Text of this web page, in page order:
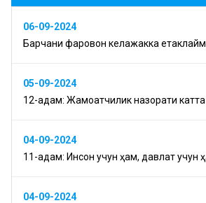
06-09-2024
Барчани фаровон келажакка
05-09-2024
12-қадам: Жамоатчилик назорати
04-09-2024
11-қадам: Инсон учун ҳам, давлат учун
04-09-2024